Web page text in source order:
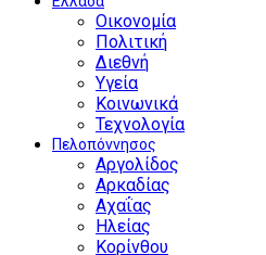
Οικονομία
Πολιτική
Διεθνή
Υγεία
Κοινωνικά
Τεχνολογία
Πελοπόννησος
Αργολίδος
Αρκαδίας
Αχαΐας
Ηλείας
Κορίνθου